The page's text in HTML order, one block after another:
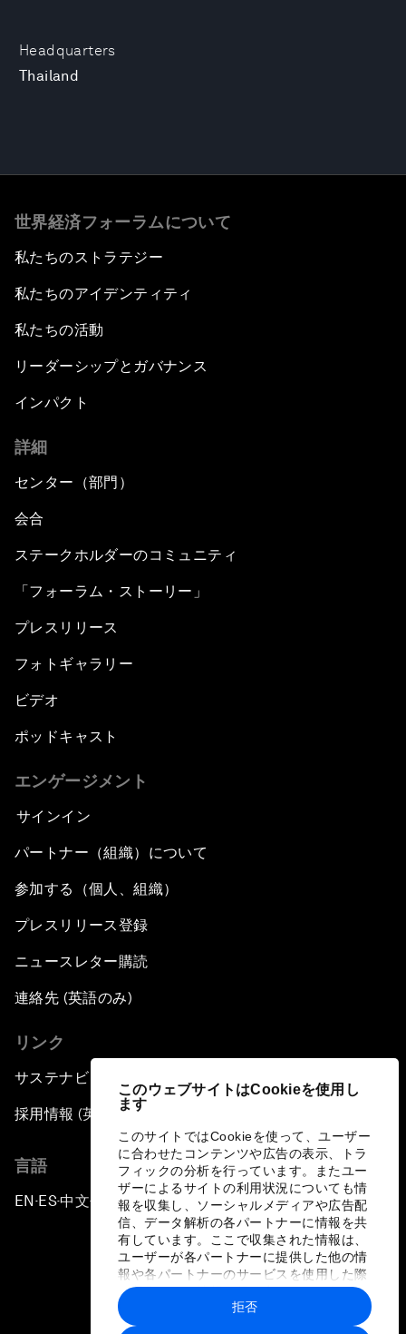
このウェブサイトはCookieを使用し
ます
このサイトではCookieを使って、ユーザー
に合わせたコンテンツや広告の表示、トラ
フィックの分析を行っています。またユー
ザーによるサイトの利用状況についても情
報を収集し、ソーシャルメディアや広告配
信、データ解析の各パートナーに情報を共
有しています。ここで収集された情報は、
ユーザーが各パートナーに提供した他の情
報や各パートナーのサービスを使用した際
に収集された情報と組み合わされ、各パー
トナーによって使用されることがありま
す。
拒否
Headquarters
Thailand
世界経済フォーラムについて
私たちのストラテジー
私たちのアイデンティティ
私たちの活動
リーダーシップとガバナンス
インパクト
詳細
センター（部門）
会合
ステークホルダーのコミュニティ
「フォーラム・ストーリー」
プレスリリース
フォトギャラリー
ビデオ
ポッドキャスト
エンゲージメント
サインイン
パートナー（組織）について
参加する（個人、組織）
プレスリリース登録
ニュースレター購読
連絡先 (英語のみ)
リンク
サステナビリティへの取り組み
採用情報 (英語のみ)
言語
EN ▪ES▪中文▪ 日本語
プライバシーポリシーと利用規約